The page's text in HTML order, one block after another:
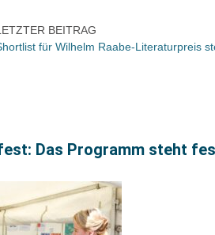
BEITRAG
für Wilhelm Raabe-Literaturpreis
Das Programm steht